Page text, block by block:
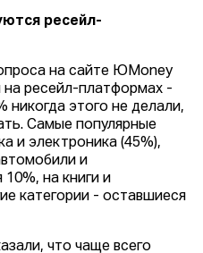
ресейл-
на сайте ЮMoney
на ресейл-платформах -
никогда этого не делали,
Самые популярные
и электроника (45%),
и
на книги и
категории - оставшиеся
что чаще всего